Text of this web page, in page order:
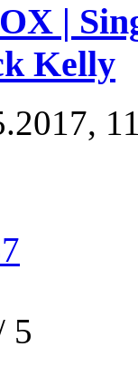
|
Kelly
5